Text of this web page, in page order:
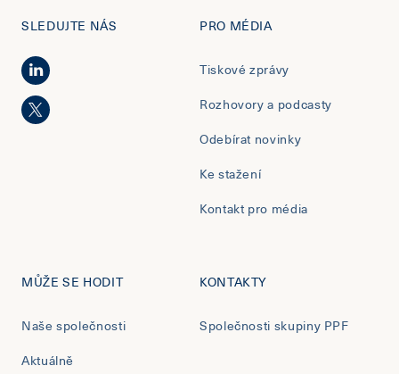
SLEDUJTE NÁS PRO MÉDIA
Tiskové zprávy
Rozhovory a podcasty
Odebírat novinky
Ke stažení
Kontakt pro média
MŮŽE SE HODIT
Naše společnosti
Aktuálně
KONTAKTY
Společnosti skupiny PPF